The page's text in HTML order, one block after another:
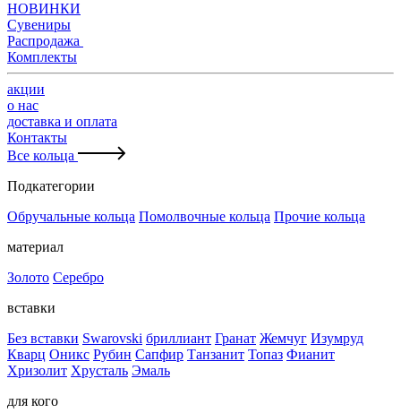
НОВИНКИ
Сувениры
Распродажа
Комплекты
акции
о нас
доставка и оплата
Контакты
Все кольца
Подкатегории
Обручальные кольца Помолвочные кольца Прочие кольца
материал
Золото Серебро
вставки
Без вставки Swarovski бриллиант Гранат Жемчуг Изумруд
Кварц Оникс Рубин Сапфир Танзанит Топаз Фианит
Хризолит Хрусталь Эмаль
для кого